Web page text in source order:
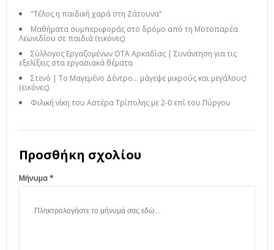
"Τέλος η παιδική χαρά στη Ζάτουνα"
Μαθήματα συμπεριφοράς στο δρόμο από τη Μοτοπαρέα
Λεωνιδίου σε παιδιά (εικόνες)
Σύλλογος Εργαζομένων ΟΤΑ Αρκαδίας | Συνάντηση για τις
εξελίξεις στα εργασιακά θέματα
Στενό | Το Μαγεμένο Δέντρο… μάγεψε μικρούς και μεγάλους!
(εικόνες)
Φιλική νίκη του Αστέρα Τρίπολης με 2-0 επί του Πύργου
Προσθήκη σχολίου
Μήνυμα *